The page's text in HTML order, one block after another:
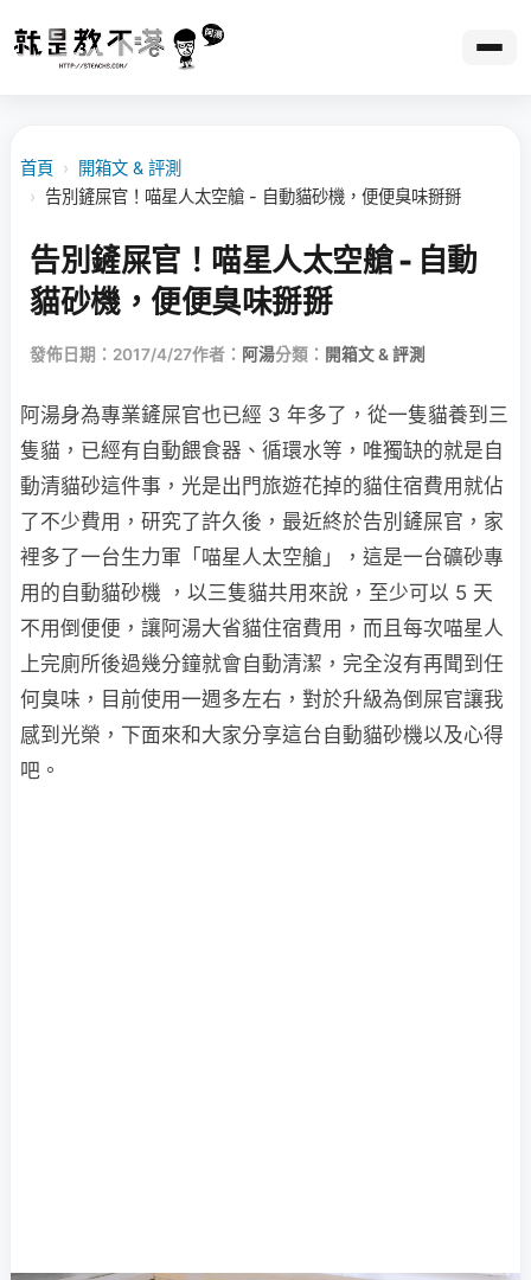
首頁 ›
開箱文 & 評測
› 告別鏟屎官！喵星人太空艙 - 自動貓砂機，便便臭味掰掰
告別鏟屎官！喵星人太空艙 - 自動
貓砂機，便便臭味掰掰
發佈日期：2017/4/27作者： 阿湯分類： 開箱文 & 評測
阿湯身為專業鏟屎官也已經 3 年多了，從一隻貓養到三
隻貓，已經有自動餵食器、循環水等，唯獨缺的就是自
動清貓砂這件事，光是出門旅遊花掉的貓住宿費用就佔
了不少費用，研究了許久後，最近終於告別鏟屎官，家
裡多了一台生力軍「喵星人太空艙」，這是一台礦砂專
用的自動貓砂機 ，以三隻貓共用來說，至少可以 5 天
不用倒便便，讓阿湯大省貓住宿費用，而且每次喵星人
上完廁所後過幾分鐘就會自動清潔，完全沒有再聞到任
何臭味，目前使用一週多左右，對於升級為倒屎官讓我
感到光榮，下面來和大家分享這台自動貓砂機以及心得
吧。